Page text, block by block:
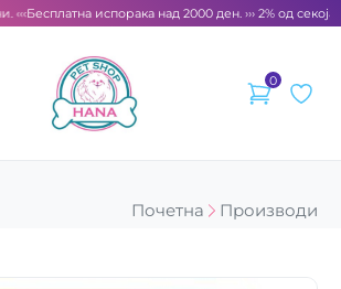
Бесплатна испорака над 2000 ден. ››› 2% од секоја
0
Почетна
Производи